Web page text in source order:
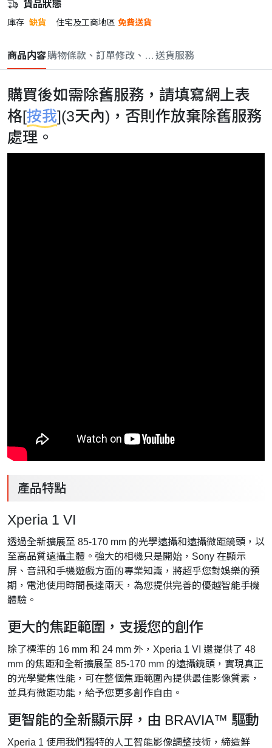
貨品狀態
庫存 缺貨 住宅及工商地區 免費送貨
商品内容購物條款、訂單修改、取消與退款政策
送貨服務
購買後如需除舊服務，請填寫網上表
格[按我](3天內)，否則作放棄除舊服務
處理。
產品特點
Xperia 1 VI
透過全新擴展至 85-170 mm 的光學遠攝和遠攝微距鏡頭，以
至高品質遠攝主體。強大的相機只是開始，Sony 在顯示
屏、音訊和手機遊戲方面的專業知識，將超乎您對娛樂的預
期，電池使用時間長達兩天，為您提供完善的優越智能手機
體驗。
更大的焦距範圍，支援您的創作
除了標準的 16 mm 和 24 mm 外，Xperia 1 VI 還提供了 48
mm 的焦距和全新擴展至 85-170 mm 的遠攝鏡頭，實現真正
的光學變焦性能，可在整個焦距範圍內提供最佳影像質素，
並具有微距功能，給予您更多創作自由。
更智能的全新顯示屏，由 BRAVIA™ 驅動
Xperia 1 使用我們獨特的人工智能影像調整技術，締造鮮